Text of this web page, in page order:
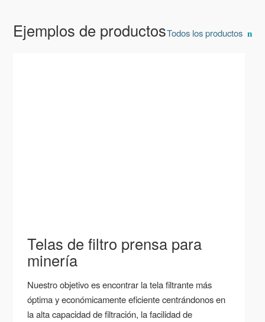
Ejemplos de productosTodos los productos
Telas de filtro prensa para
minería
Nuestro objetivo es encontrar la tela filtrante más
óptima y económicamente eficiente centrándonos en
la alta capacidad de filtración, la facilidad de